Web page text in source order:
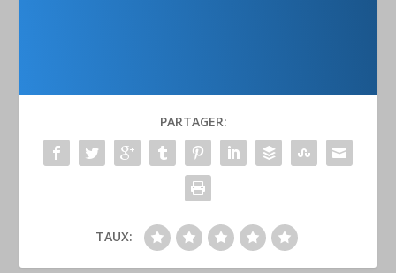
PARTAGER:
TAUX: